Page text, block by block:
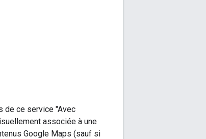
de ce service "Avec
associée à une
Google Maps (sauf si